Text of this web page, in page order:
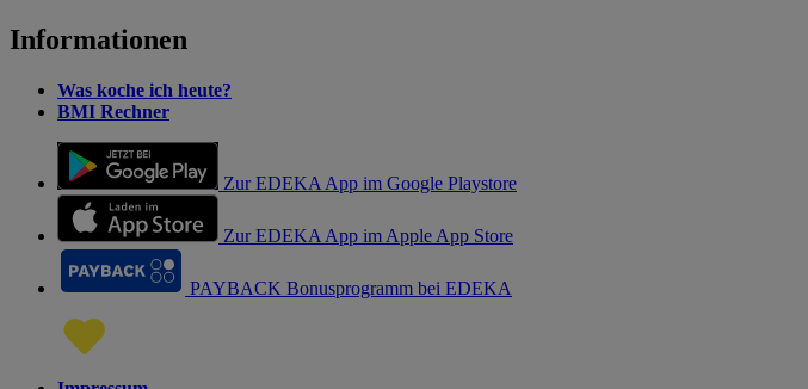
Informationen
Was koche ich heute?
BMI Rechner
Zur EDEKA App im Google Playstore
Zur EDEKA App im Apple App Store
PAYBACK Bonusprogramm bei EDEKA